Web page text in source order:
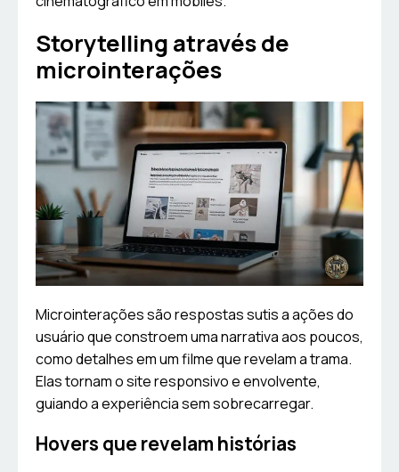
Storytelling através de
microinterações
Microinterações são respostas sutis a ações do
usuário que constroem uma narrativa aos poucos,
como detalhes em um filme que revelam a trama.
Elas tornam o site responsivo e envolvente,
guiando a experiência sem sobrecarregar.
Hovers que revelam histórias